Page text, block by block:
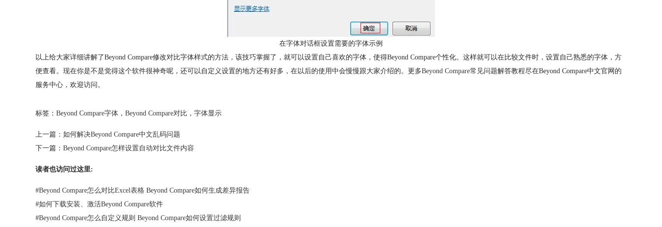
在字体对话框设置需要的字体示例
以上给大家详细讲解了Beyond Compare修改对比字体样式的方法，该技巧掌握了，就可以设置自己喜欢的字体，使得Beyond Compare个性化。这样就可以在比较文件时，设置自己熟悉的字体，方
便查看。现在你是不是觉得这个软件很神奇呢，还可以自定义设置的地方还有好多，在以后的使用中会慢慢跟大家介绍的。更多Beyond Compare常见问题解答教程尽在Beyond Compare中文官网的
服务中心，欢迎访问。
标签： Beyond Compare字体 ， Beyond Compare对比 ， 字体显示
上一篇： 如何解决Beyond Compare中文乱码问题
下一篇： Beyond Compare怎样设置自动对比文件内容
读者也访问过这里:
#Beyond Compare怎么对比Excel表格 Beyond Compare如何生成差异报告
#如何下载安装、激活Beyond Compare软件
#Beyond Compare怎么自定义规则 Beyond Compare如何设置过滤规则